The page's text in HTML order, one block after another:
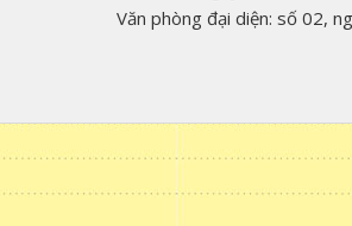
Văn phòng đại diện: số 02,